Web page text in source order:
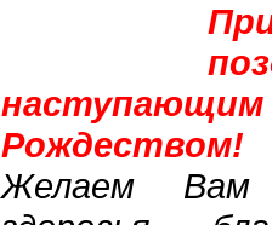
Рождеством!
Желаем